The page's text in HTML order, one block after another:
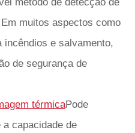
muitos aspectos como
incêndios e salvamento,
de segurança de
térmicaPode
capacidade de